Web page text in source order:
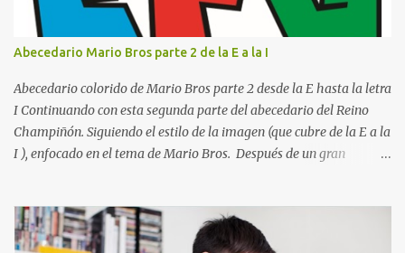
la Q en amarillo brillante, junto con la N y la P en un verde
inspirado en los niveles de los juegos. Formas icónicas : No te
pierdas la letra O , diseñada con ese estilo geométrico tan carac...
Abecedario Mario Bros parte 2 de la E a la I
Abecedario colorido de Mario Bros parte 2 desde la E hasta la letra
I Continuando con esta segunda parte del abecedario del Reino
Champiñón. Siguiendo el estilo de la imagen (que cubre de la E a la
I ), enfocado en el tema de Mario Bros. Después de un gran
de letras que va desde la E hasta la I , las cuales puedes ver
detalladamente en la siguiente imagen, donde hemos unificados